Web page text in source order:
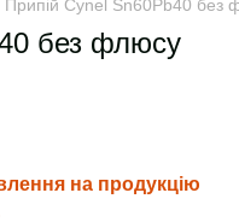
Припій Cynel Sn60Pb40 без
без флюсу
на продукцію